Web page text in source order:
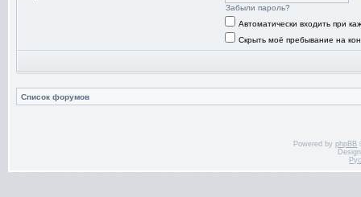
Забыли пароль?
Автоматически входить при
Скрыть моё пребывание на
Список форумов
Powered byphpBB